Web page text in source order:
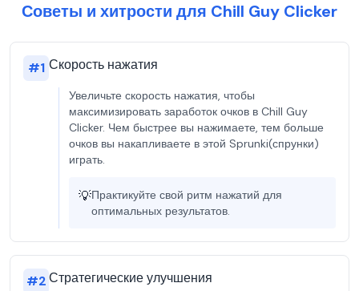
Советы и хитрости для Chill Guy Clicker
#1 Скорость нажатия
Увеличьте скорость нажатия, чтобы
максимизировать заработок очков в Chill Guy
Clicker. Чем быстрее вы нажимаете, тем больше
очков вы накапливаете в этой Sprunki(спрунки)
играть.
💡Практикуйте свой ритм нажатий для
оптимальных результатов.
#2Стратегические улучшения